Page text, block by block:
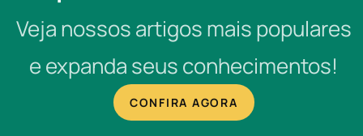
Veja nossos artigos mais populares
e expanda seus conhecimentos!
CONFIRA AGORA